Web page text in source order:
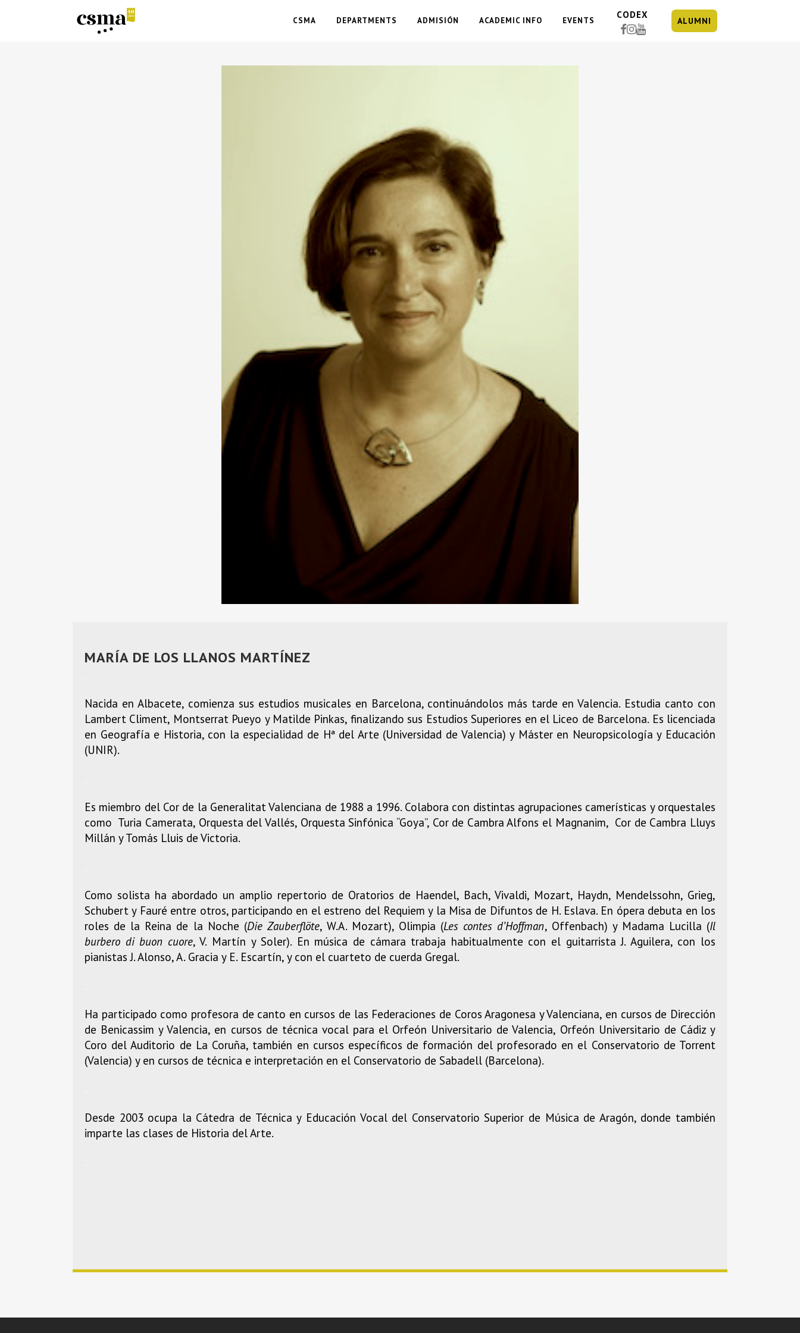
CSMA DEPARTMENTS ADMISIÓN ACADEMIC INFO EVENTS
CODEX
ALUMNI
MARÍA DE LOS LLANOS MARTÍNEZ
Nacida en Albacete, comienza sus estudios musicales en Barcelona, continuándolos más tarde en Valencia. Estudia canto con
Lambert Climent, Montserrat Pueyo y Matilde Pinkas, finalizando sus Estudios Superiores en el Liceo de Barcelona. Es licenciada
en Geografía e Historia, con la especialidad de Hª del Arte (Universidad de Valencia) y Máster en Neuropsicología y Educación
(UNIR).
Es miembro del Cor de la Generalitat Valenciana de 1988 a 1996. Colabora con distintas agrupaciones camerísticas y orquestales
como Turia Camerata, Orquesta del Vallés, Orquesta Sinfónica “Goya”, Cor de Cambra Alfons el Magnanim, Cor de Cambra Lluys
Millán y Tomás Lluis de Victoria.
Como solista ha abordado un amplio repertorio de Oratorios de Haendel, Bach, Vivaldi, Mozart, Haydn, Mendelssohn, Grieg,
Schubert y Fauré entre otros, participando en el estreno del Requiem y la Misa de Difuntos de H. Eslava. En ópera debuta en los
roles de la Reina de la Noche (Die Zauberflöte, W.A. Mozart), Olimpia (Les contes d’Hoffman, Offenbach) y Madama Lucilla (Il
burbero di buon cuore, V. Martín y Soler). En música de cámara trabaja habitualmente con el guitarrista J. Aguilera, con los
pianistas J. Alonso, A. Gracia y E. Escartín, y con el cuarteto de cuerda Gregal.
Ha participado como profesora de canto en cursos de las Federaciones de Coros Aragonesa y Valenciana, en cursos de Dirección
de Benicassim y Valencia, en cursos de técnica vocal para el Orfeón Universitario de Valencia, Orfeón Universitario de Cádiz y
Coro del Auditorio de La Coruña, también en cursos específicos de formación del profesorado en el Conservatorio de Torrent
(Valencia) y en cursos de técnica e interpretación en el Conservatorio de Sabadell (Barcelona).
Desde 2003 ocupa la Cátedra de Técnica y Educación Vocal del Conservatorio Superior de Música de Aragón, donde también
imparte las clases de Historia del Arte.